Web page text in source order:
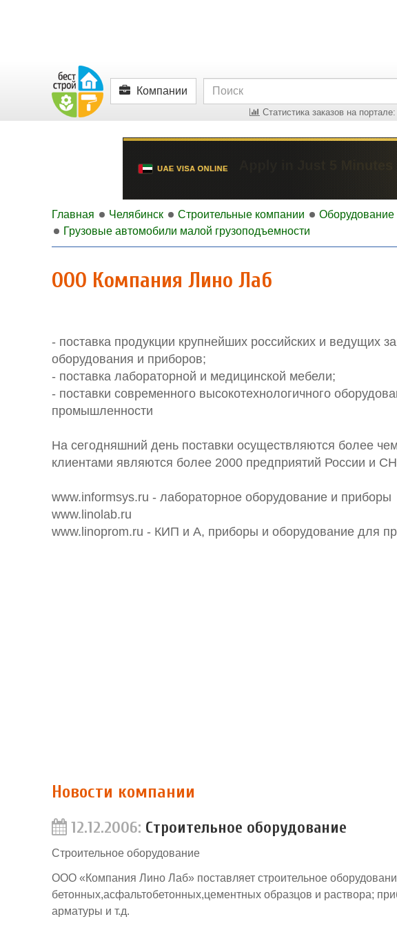
Компании
Статистика заказов на портале:
Главная Челябинск Строительные компании Оборудование
Грузовые автомобили малой грузоподъемности
ООО Компания Лино Лаб
- поставка продукции крупнейших российских и ведущих
оборудования и приборов;
- поставка лабораторной и медицинской мебели;
- поставки современного высокотехнологичного
промышленности
На сегодняшний день поставки осуществляются более
клиентами являются более 2000 предприятий России и
www.informsys.ru - лабораторное оборудование и приборы
www.linolab.ru
www.linoprom.ru - КИП и А, приборы и оборудование для
Новости компании
12.12.2006: Строительное оборудование
Строительное оборудование
ООО «Компания Лино Лаб» поставляет строительное
бетонных,асфальтобетонных,цементных образцов и раствора;
арматуры и т.д.